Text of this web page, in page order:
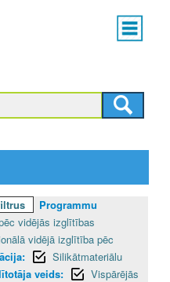
Main
menu
Programmu
vidējās izglītības
vidējā izglītība pēc
Silikātmateriālu
veids:
Vispārējās